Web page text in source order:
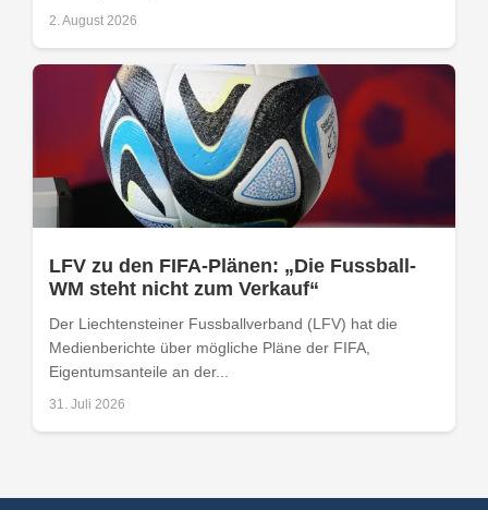
2. August 2026
LFV zu den FIFA-Plänen: „Die Fussball-
WM steht nicht zum Verkauf“
Der Liechtensteiner Fussballverband (LFV) hat die
Medienberichte über mögliche Pläne der FIFA,
Eigentumsanteile an der...
31. Juli 2026